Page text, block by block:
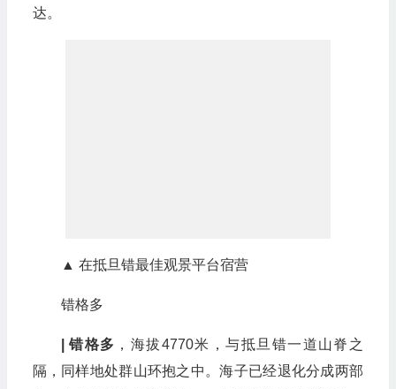
达。
▲ 在抵旦错最佳观景平台宿营
错格多
| 错格多 ，海拔4770米，与抵旦错一道山脊之
隔，同样地处群山环抱之中。海子已经退化分成两部